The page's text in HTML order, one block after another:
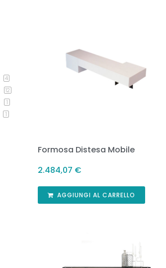
4
12
1
1
Formosa Distesa Mobile
2.484,07 €
AGGIUNGI AL CARRELLO